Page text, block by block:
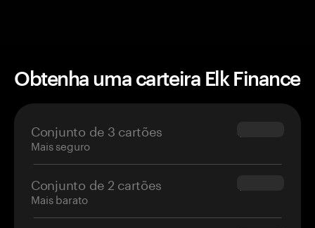
Obtenha uma carteira Elk Finance
Conjunto de 3 cartões
Mais seguro
$69.90
Conjunto de 2 cartões
Mais barato
$54.90